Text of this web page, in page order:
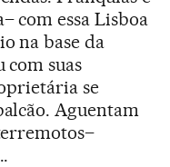
com essa Lisboa
na base da
suas
se
Aguentam